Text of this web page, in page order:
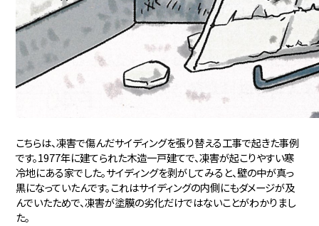
こちらは、凍害で傷んだサイディングを張り替える工事で起きた事例
です。1977年に建てられた木造一戸建てで、凍害が起こりやすい寒
冷地にある家でした。サイディングを剥がしてみると、壁の中が真っ
黒になっていたんです。これはサイディングの内側にもダメージが及
んでいたためで、凍害が塗膜の劣化だけではないことがわかりまし
た。